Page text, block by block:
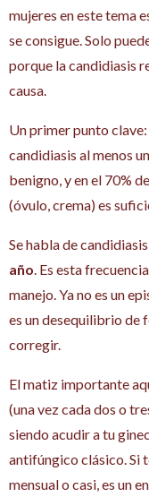
mujeres en este tema
se consigue. Solo
porque la candidiasis
causa.
Un primer punto
candidiasis al menos
benigno, y en el 70%
(óvulo, crema) es
Se habla de
año . Es esta
manejo. Ya no es un
es un desequilibrio de
corregir.
El matiz importante
(una vez cada dos o
siendo acudir a tu
antifúngico clásico. Si
mensual o casi, es un